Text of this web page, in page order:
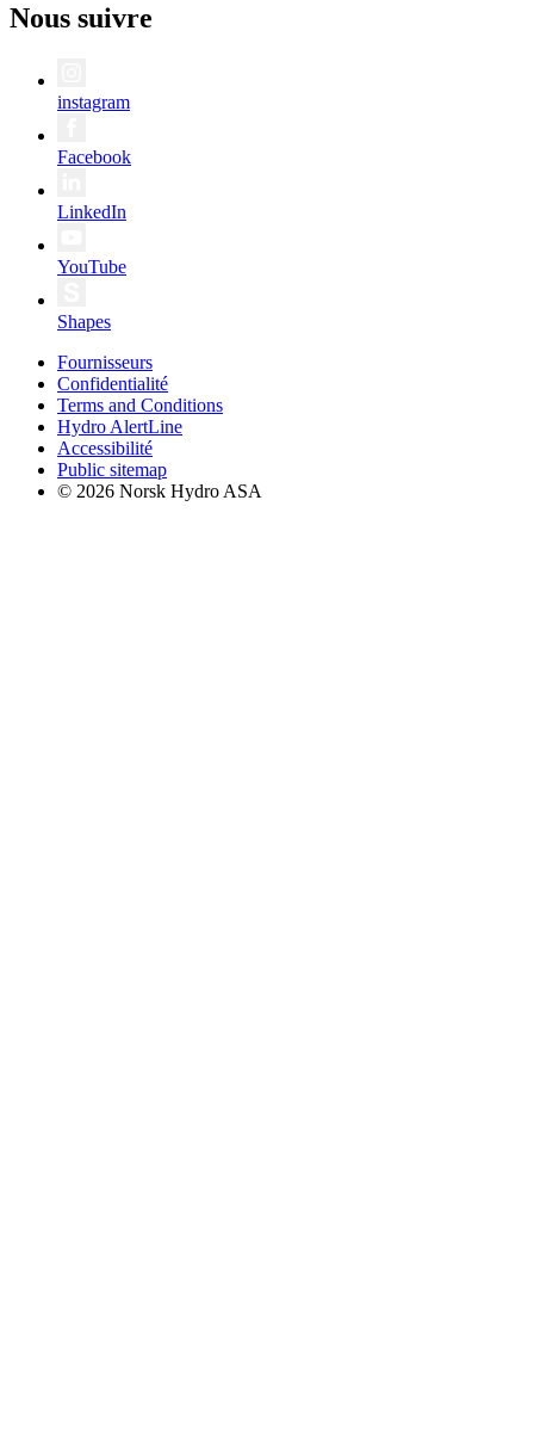
Nous suivre
instagram
Facebook
LinkedIn
YouTube
Shapes
Fournisseurs
Confidentialité
Terms and Conditions
Hydro AlertLine
Accessibilité
Public sitemap
© 2026 Norsk Hydro ASA